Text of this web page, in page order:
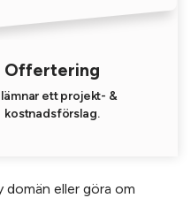
Offertering
ett projekt- &
kostnadsförslag.
domän eller göra om